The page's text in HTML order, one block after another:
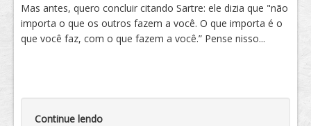
Mas antes, quero concluir citando Sartre: ele dizia que "não
importa o que os outros fazem a você. O que importa é o
que você faz, com o que fazem a você.” Pense nisso...
Continue lendo